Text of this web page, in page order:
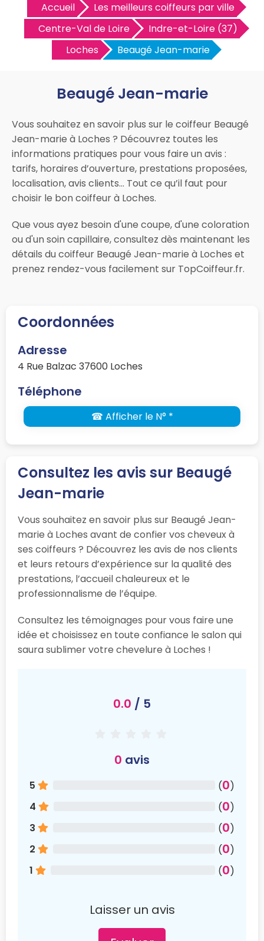
Accueil
Les meilleurs coiffeurs par ville
Centre-Val de Loire
Indre-et-Loire (37)
Loches
Beaugé Jean-marie
Beaugé Jean-marie
Vous souhaitez en savoir plus sur le coiffeur Beaugé
Jean-marie à Loches ? Découvrez toutes les
informations pratiques pour vous faire un avis :
tarifs, horaires d’ouverture, prestations proposées,
localisation, avis clients… Tout ce qu’il faut pour
choisir le bon coiffeur à Loches.
Que vous ayez besoin d'une coupe, d'une coloration
ou d'un soin capillaire, consultez dès maintenant les
détails du coiffeur Beaugé Jean-marie à Loches et
prenez rendez-vous facilement sur TopCoiffeur.fr.
Coordonnées
Adresse
4 Rue Balzac 37600 Loches
Téléphone
☎ Afficher le N° *
Consultez les avis sur Beaugé
Jean-marie
Vous souhaitez en savoir plus sur Beaugé Jean-
marie à Loches avant de confier vos cheveux à
ses coiffeurs ? Découvrez les avis de nos clients
et leurs retours d’expérience sur la qualité des
prestations, l’accueil chaleureux et le
professionnalisme de l’équipe.
Consultez les témoignages pour vous faire une
idée et choisissez en toute confiance le salon qui
saura sublimer votre chevelure à Loches !
0.0 / 5
0 avis
5 (0)
4
(0)
3
(0)
2
(0)
1
(0)
Laisser un avis